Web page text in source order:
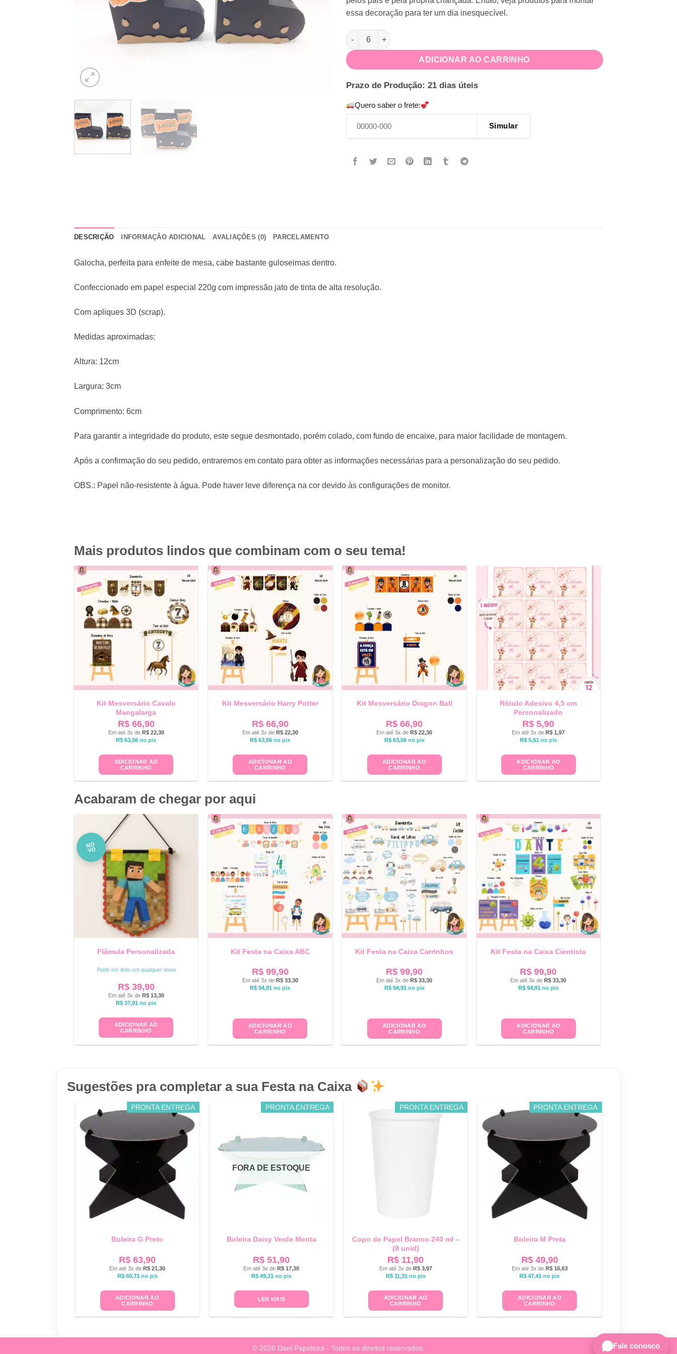
essa decoração para ter um dia inesquecível.
Galocha Acampamento quantidade
ADICIONAR AO CARRINHO
Prazo de Produção: 21 dias úteis
Quero saber o frete:
Simular
DESCRIÇÃO INFORMAÇÃO ADICIONAL AVALIAÇÕES (0) PARCELAMENTO
Galocha, perfeita para enfeite de mesa, cabe bastante guloseimas dentro.
Confeccionado em papel especial 220g com impressão jato de tinta de alta resolução.
Com apliques 3D (scrap).
Medidas aproximadas:
Altura: 12cm
Largura: 3cm
Comprimento: 6cm
Para garantir a integridade do produto, este segue desmontado, porém colado, com fundo de encaixe, para maior facilidade de montagem.
Após a confirmação do seu pedido, entraremos em contato para obter as informações necessárias para a personalização do seu pedido.
OBS.: Papel não-resistente à água. Pode haver leve diferença na cor devido às configurações de monitor.
Mais produtos lindos que combinam com o seu tema!
Kit Mesversário Cavalo
Mangalarga
R$66,90
Em até 3x de R$22,30
R$ 63,56 no pix
ADICIONAR AO
CARRINHO
Kit Mesversário Harry Potter
R$66,90
Em até 3x de R$22,30
R$ 63,56 no pix
ADICIONAR AO
CARRINHO
Kit Mesversário Dragon Ball
R$ 66,90
Em até 3x de R$ 22,30
R$63,56 no pix
ADICIONAR AO
CARRINHO
Rótulo Adesivo 4,5 cm
Personalizado
R$ 5,90
Em até 3x de R$ 1,97
R$5,61 no pix
ADICIONAR AO
CARRINHO
Acabaram de chegar por aqui
NO
VO
Flâmula Personalizada
Pode ser feito em qualquer tema
R$39,90
Em até 3x de R$13,30
R$ 37,91 no pix
ADICIONAR AO
CARRINHO
Kit Festa na Caixa ABC
R$99,90
Em até 3x de R$33,30
R$ 94,91 no pix
ADICIONAR AO
CARRINHO
Kit Festa na Caixa Carrinhos
R$ 99,90
Em até 3x de R$ 33,30
R$94,91 no pix
ADICIONAR AO
CARRINHO
Kit Festa na Caixa Cientista
R$ 99,90
Em até 3x de R$ 33,30
R$94,91 no pix
ADICIONAR AO
CARRINHO
Sugestões pra completar a sua Festa na Caixa
PRONTA ENTREGA
Boleira G Preto
R$ 63,90
Em até 3x de R$ 21,30
R$60,71 no pix
ADICIONAR AO
CARRINHO
PRONTA ENTREGA
FORA DE ESTOQUE
Boleira Daisy Verde Menta
R$ 51,90
Em até 3x de R$ 17,30
R$49,31 no pix
LER MAIS
PRONTA ENTREGA
Copo de Papel Branco 240 ml –
(8 unid)
R$ 11,90
Em até 3x de R$3,97
R$11,31 no pix
ADICIONAR AO
CARRINHO
PRONTA ENTREGA
Boleira M Preta
R$49,90
Em até 3x de R$16,63
R$ 47,41 no pix
ADICIONAR AO
CARRINHO
© 2026 Dani Papeleira - Todos os direitos reservados. Fale conosco